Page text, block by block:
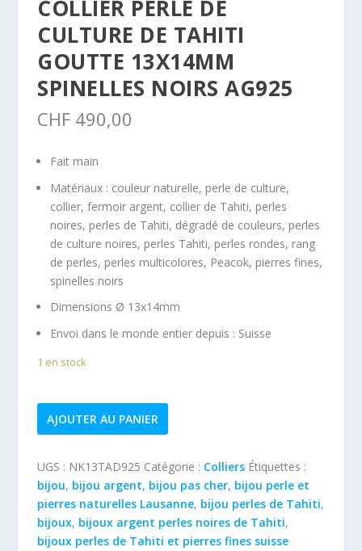
COLLIER PERLE DE
CULTURE DE TAHITI
GOUTTE 13X14MM
SPINELLES NOIRS AG925
CHF 490,00
Fait main
Matériaux : couleur naturelle, perle de culture,
collier, fermoir argent, collier de Tahiti, perles
noires, perles de Tahiti, dégradé de couleurs, perles
de culture noires, perles Tahiti, perles rondes, rang
de perles, perles multicolores, Peacok, pierres fines,
spinelles noirs
Dimensions Ø 13x14mm
Envoi dans le monde entier depuis : Suisse
1 en stock
quantité
de
perle
de
culture
de
Tahiti
AJOUTER AU PANIER
UGS : NK13TAD925 Catégorie : Colliers Étiquettes :
bijou, bijou argent, bijou pas cher, bijou perle et
pierres naturelles Lausanne, bijou perles de Tahiti,
bijoux, bijoux argent perles noires de Tahiti,
bijoux perles de Tahiti et pierres fines suisse